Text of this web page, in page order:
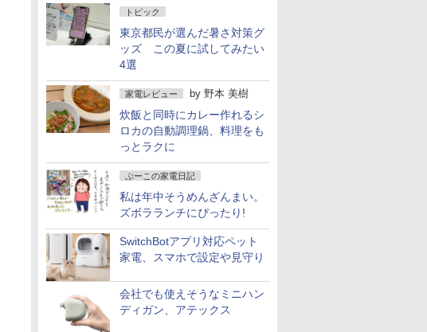
トピック
東京都民が選んだ暑さ対策グ
ッズ この夏に試してみたい
4選
家電レビュー by 野本 美樹
炊飯と同時にカレー作れるシ
ロカの自動調理鍋、料理をも
っとラクに
ぷーこの家電日記
私は年中そうめんざんまい。
ズボラランチにぴったり!
SwitchBotアプリ対応ペット
家電、スマホで設定や見守り
会社でも使えそうなミニハン
ディガン、アテックス